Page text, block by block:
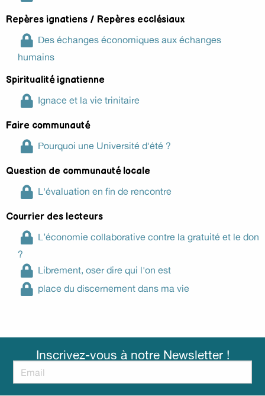
Repères ignatiens / Repères ecclésiaux
Des échanges économiques aux échanges
humains
Spiritualité ignatienne
Ignace et la vie trinitaire
Faire communauté
Pourquoi une Université d'été ?
Question de communauté locale
L'évaluation en fin de rencontre
Courrier des lecteurs
L’économie collaborative contre la gratuité et le don
?
Librement, oser dire qui l'on est
place du discernement dans ma vie
Inscrivez-vous à notre Newsletter !